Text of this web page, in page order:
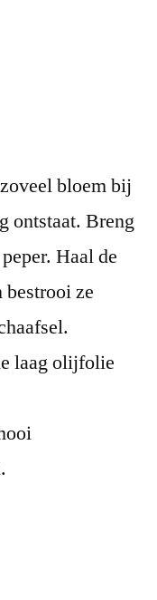
bloem bij
ontstaat. Breng
Haal de
bestrooi ze
laag olijfolie